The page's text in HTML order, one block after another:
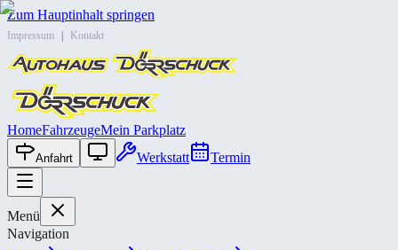
Zum Hauptinhalt springen
Impressum Kontakt
HomeFahrzeugeMein Parkplatz
Anfahrt Werkstatt Termin
Menü
Navigation